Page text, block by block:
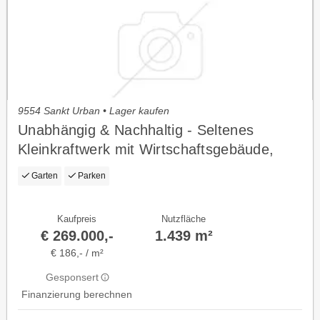
9554 Sankt Urban • Lager kaufen
Unabhängig & Nachhaltig - Seltenes
Kleinkraftwerk mit Wirtschaftsgebäude,
Wohnhaus & Werkstatt
Garten Parken
Kaufpreis
€ 269.000,-
€ 186,- / m²
Gesponsert
Finanzierung berechnen
Nutzfläche
1.439 m²